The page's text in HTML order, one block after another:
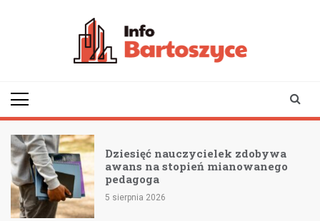
Dziesięć nauczycielek zdobywa
awans na stopień mianowanego
pedagoga
5 sierpnia 2026